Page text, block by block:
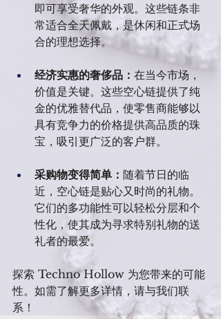
即可享受奢华的外观。这些链条非
常适合全天佩戴，是休闲和正式场
合的理想选择。
经济实惠的奢侈品： 在当今市场，
价值是关键。这些空心链提供了纯
金的优雅替代品，使零售商能够以
具有竞争力的价格提供高品质的珠
宝，吸引更广泛的客户群。
采购物变得简单： 随着节日的临
近，空心链是贴心又时尚的礼物。
它们的多功能性可以轻松分层和个
性化，使其成为寻求特别礼物的送
礼者的最爱。
探索 Techno Hollow 为您带来的可能
性。如需了解更多详情，请与我们联
系！